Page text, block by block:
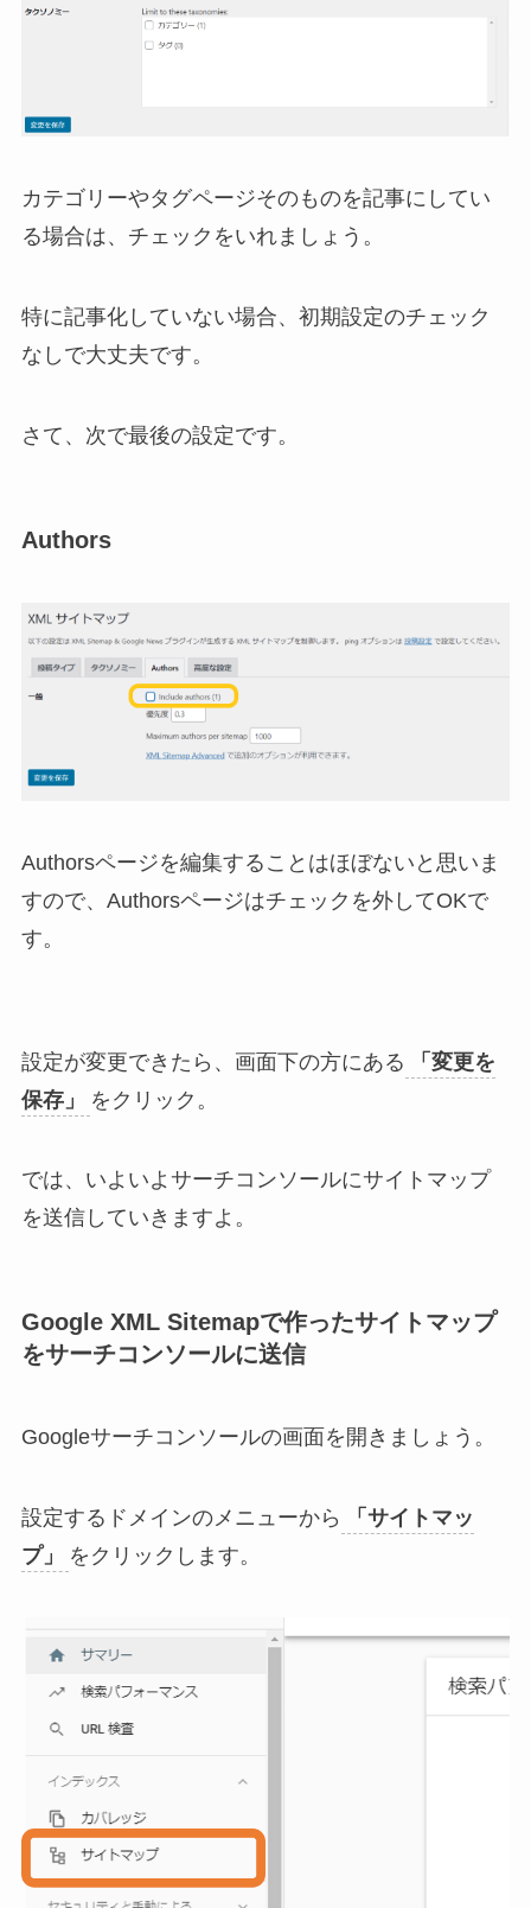
カテゴリーやタグページそのものを記事にしてい
る場合は、チェックをいれましょう。
特に記事化していない場合、初期設定のチェック
なしで大丈夫です。
さて、次で最後の設定です。
Authors
Authorsページを編集することはほぼないと思いま
すので、Authorsページはチェックを外してOKで
す。
設定が変更できたら、画面下の方にある
「変更を
保存」
をクリック。
では、いよいよサーチコンソールにサイトマップ
を送信していきますよ。
Google XML Sitemapで作ったサイトマップ
をサーチコンソールに送信
Googleサーチコンソールの画面を開きましょう。
設定するドメインのメニューから
「サイトマッ
プ」
をクリックします。